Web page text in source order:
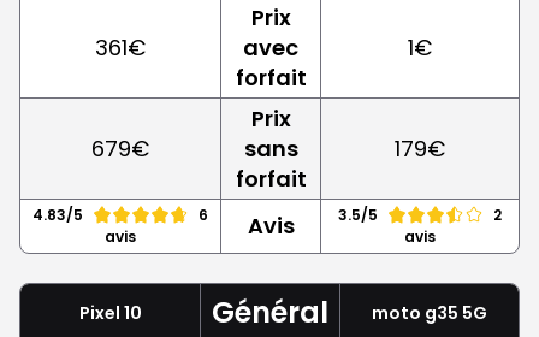
361€
Prix
avec
forfait
1€
679€
Prix
sans
forfait
179€
4.83/5
6
avis
Avis 3.5/5
2
avis
Pixel 10 Général moto g35 5G